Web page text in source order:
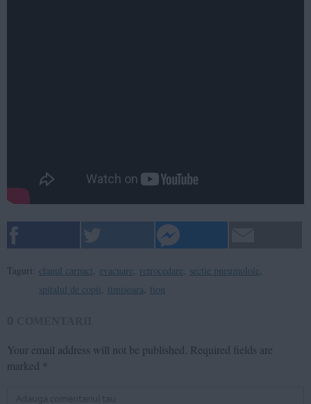
Taguri: clanul carpaci evacuare retrocedare sectie pneumoloie
spitalul de copii
timisoara tion
Your email address will not be published. Required fields are
marked *